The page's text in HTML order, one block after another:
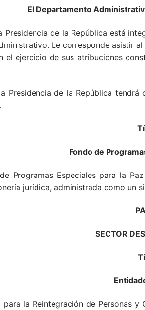
El Departamento
Presidencia de la República está
Le corresponde asistir
el ejercicio de sus atribuciones
Presidencia de la República tendrá
Fondo de
de Programas Especiales para la
jurídica, administrada como un
SECTOR
para la Reintegración de Personas